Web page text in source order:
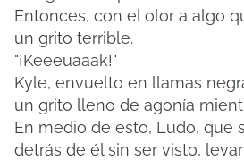
Entonces, con el olor a algo
un grito terrible.
"¡Keeeuaaak!"
Kyle, envuelto en llamas
un grito lleno de agonía
En medio de esto, Ludo, que
detrás de él sin ser visto,